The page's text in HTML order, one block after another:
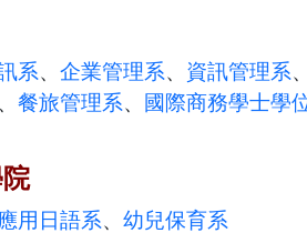
系、 企業管理系、 資訊管理系、
、 餐旅管理系、 國際商務學士學
應用日語系、 幼兒保育系